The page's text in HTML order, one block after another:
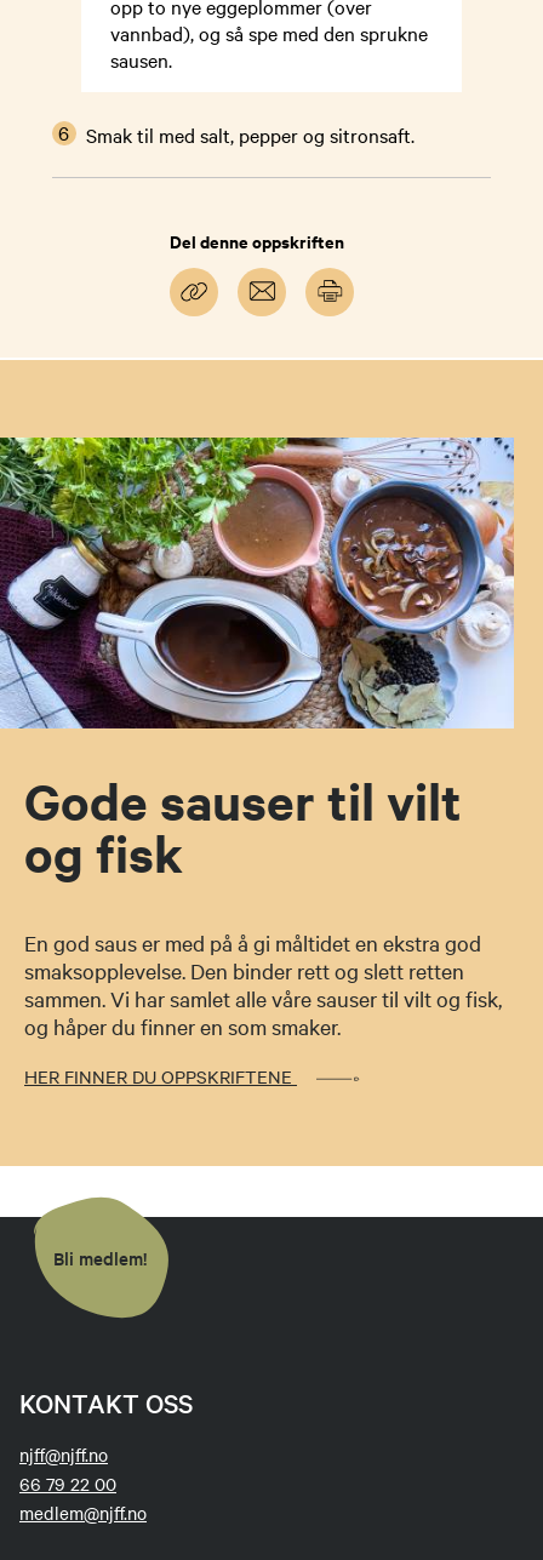
opp to nye eggeplommer (over
vannbad), og så spe med den sprukne
sausen.
Smak til med salt, pepper og sitronsaft.
Del denne oppskriften
Gode sauser til vilt
og fisk
En god saus er med på å gi måltidet en ekstra god
smaksopplevelse. Den binder rett og slett retten
sammen. Vi har samlet alle våre sauser til vilt og fisk,
og håper du finner en som smaker.
HER FINNER DU OPPSKRIFTENE
Bli medlem!
KONTAKT OSS
njff@njff.no
66 79 22 00
medlem@njff.no